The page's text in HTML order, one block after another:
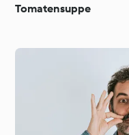
Tomatensuppe